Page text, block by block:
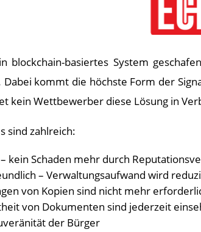
blockchain-basiertes System
kommt die höchste Form der
kein Wettbewerber diese Lösung in
sind zahlreich:
kein Schaden mehr durch
– Verwaltungsaufwand wird
von Kopien sind nicht mehr
von Dokumenten sind jederzeit
der Bürger